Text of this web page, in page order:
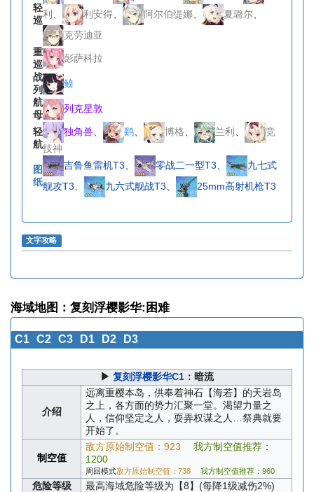
轻
巡
利
利安得 阿尔伯缇娜 夏璐尔
克劳迪亚
重
巡
彭萨科拉
战
列
鲼
航
母
列克星敦
轻
航
独角兽 鹞 博格 兰利
竞
技神
图
纸
吉鲁鱼雷机T3 零战二一型T3
九七式
舰攻T3
九六式舰战T3 25mm高射机枪T3
文字攻略
海域地图：复刻浮樱影华:困难
C1 C2 C3 D1 D2 D3
▶ 复刻浮樱影华C1 ：暗流
介绍
远离重樱本岛，供奉着神石【海若】的天岩岛
之上，各方面的势力汇聚一堂。渴望力量之
人，信仰坚定之人，耍弄权谋之人…祭典就要
开始了。
制空值
敌方原始制空值：923
我方制空值推荐：
1200
周回模式敌方原始制空值：738 我方制空值推荐：960
危险等级 最高海域危险等级为【8】(每降1级减伤2%)